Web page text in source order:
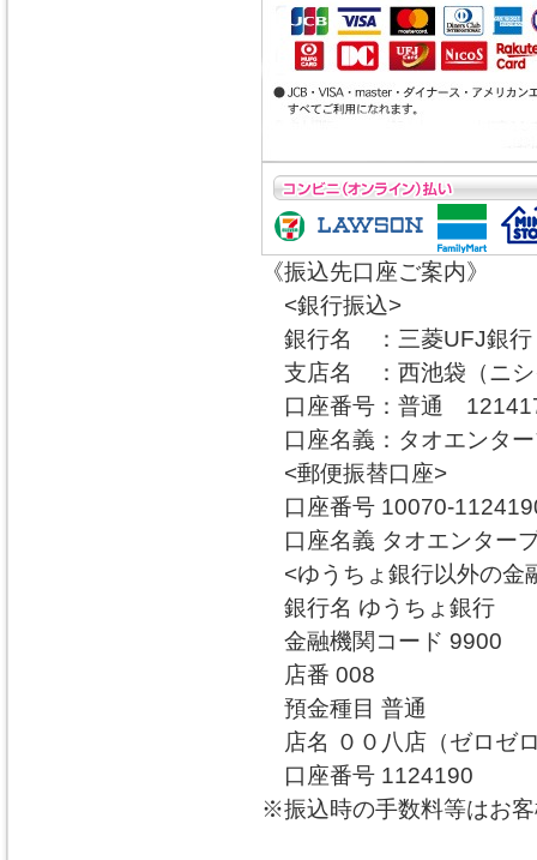
《振込先口座ご案内》
<銀行振込>
銀行名 ：三菱UFJ銀行
支店名 ：西池袋（ニシ
口座番号：普通
口座名義：タオエンタ
<郵便振替口座>
口座番号 10070-
口座名義 タオエンター
<ゆうちょ銀行以外の金
銀行名 ゆうちょ銀行
金融機関コード 9900
店番 008
預金種目 普通
店名 ００八店（ゼロゼ
口座番号 1124190
※振込時の手数料等はお